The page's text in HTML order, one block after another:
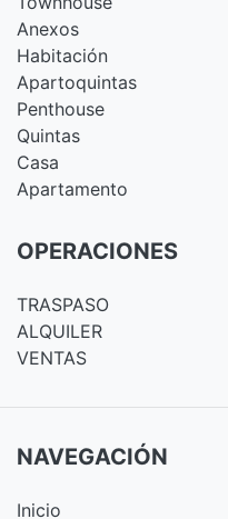
Anexos
Habitación
Apartoquintas
Penthouse
Quintas
Casa
Apartamento
OPERACIONES
TRASPASO
ALQUILER
VENTAS
NAVEGACIÓN
Inicio